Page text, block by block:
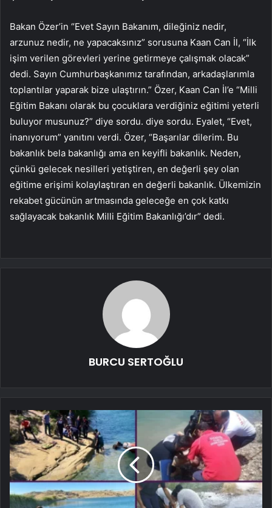
Bakan Özer’in “Evet Sayın Bakanım, dileğiniz nedir,
arzunuz nedir, ne yapacaksınız” sorusuna Kaan Can İl, “İlk
işim verilen görevleri yerine getirmeye çalışmak olacak”
dedi. Sayın Cumhurbaşkanımız tarafından, arkadaşlarımla
toplantılar yaparak bize ulaştırın.” Özer, Kaan Can İl’e “Milli
Eğitim Bakanı olarak bu çocuklara verdiğiniz eğitimi yeterli
buluyor musunuz?” diye sordu. diye sordu. Eyalet, “Evet,
inanıyorum” yanıtını verdi. Özer, “Başarılar dilerim. Bu
bakanlık bela bakanlığı ama en keyifli bakanlık. Neden,
çünkü gelecek nesilleri yetiştiren, en değerli şey olan
eğitime erişimi kolaylaştıran en değerli bakanlık. Ülkemizin
rekabet gücünün artmasında geleceğe en çok katkı
sağlayacak bakanlık Milli Eğitim Bakanlığı’dır” dedi.
BURCU SERTOĞLU